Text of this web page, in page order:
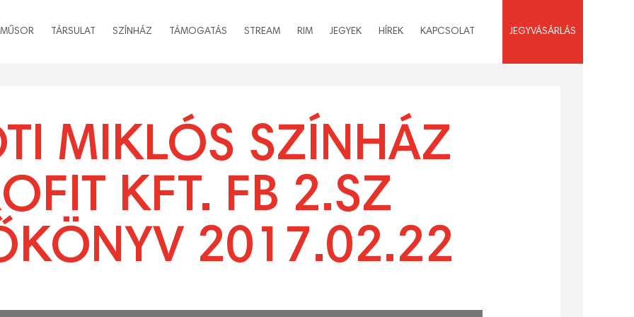
MŰSOR TÁRSULAT SZÍNHÁZ TÁMOGATÁS STREAM RIM JEGYEK HÍREK KAPCSOLAT JEGYVÁSÁRLÁS
MIKLÓS SZÍNHÁZ
KFT. FB 2.SZ
2017.02.22